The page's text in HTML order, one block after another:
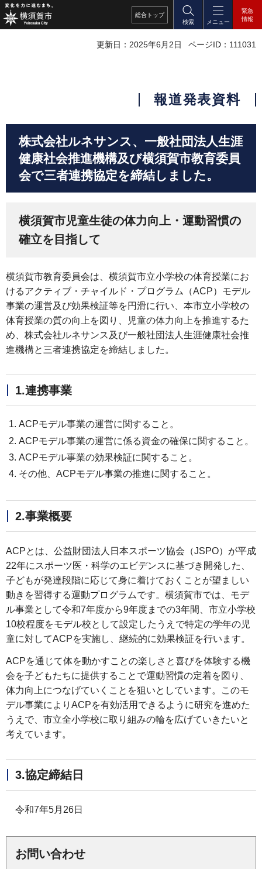
総合 トップ
検索
メニュー
緊急
情報
更新日：2025年6月2日 ページID：111031
報道発表資料
株式会社ルネサンス、一般社団法人生涯
健康社会推進機構及び横須賀市教育委員
会で三者連携協定を締結しました。
横須賀市児童生徒の体力向上・運動習慣の
確立を目指して
横須賀市教育委員会は、横須賀市立小学校の体育授業にお
けるアクティブ・チャイルド・プログラム（ACP）モデル
事業の運営及び効果検証等を円滑に行い、本市立小学校の
体育授業の質の向上を図り、児童の体力向上を推進するた
め、株式会社ルネサンス及び一般社団法人生涯健康社会推
進機構と三者連携協定を締結しました。
1.連携事業
ACPモデル事業の運営に関すること。
ACPモデル事業の運営に係る資金の確保に関すること。
ACPモデル事業の効果検証に関すること。
その他、ACPモデル事業の推進に関すること。
2.事業概要
ACPとは、公益財団法人日本スポーツ協会（JSPO）が平成
22年にスポーツ医・科学のエビデンスに基づき開発した、
子どもが発達段階に応じて身に着けておくことが望ましい
動きを習得する運動プログラムです。横須賀市では、モデ
ル事業として令和7年度から9年度までの3年間、市立小学校
10校程度をモデル校として設定したうえで特定の学年の児
童に対してACPを実施し、継続的に効果検証を行います。
ACPを通じて体を動かすことの楽しさと喜びを体験する機
会を子どもたちに提供することで運動習慣の定着を図り、
体力向上につなげていくことを狙いとしています。このモ
デル事業によりACPを有効活用できるように研究を進めた
うえで、市立全小学校に取り組みの輪を広げていきたいと
考えています。
3.協定締結日
令和7年5月26日
お問い合わせ